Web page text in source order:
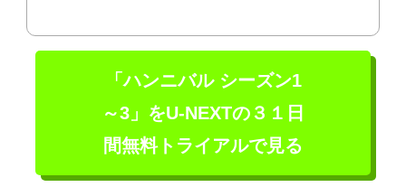
「ハンニバル シーズン1
～3」をU-NEXTの３１日
間無料トライアルで見る